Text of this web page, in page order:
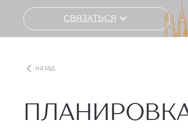
СВЯЗАТЬСЯ
назад